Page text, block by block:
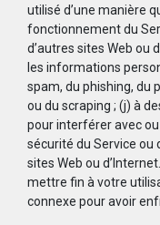
utilisé d’une manière
fonctionnement du
d’autres sites Web ou
les informations
spam, du phishing, du
ou du scraping ; (j) à
pour interférer avec
sécurité du Service ou
sites Web ou
mettre fin à votre
connexe pour avoir